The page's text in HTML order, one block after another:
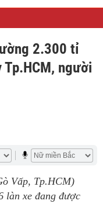
2.300 tỉ
người
Vấp, Tp.HCM)
làn xe đang được